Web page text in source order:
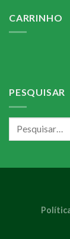
CARRINHO
PESQUISAR